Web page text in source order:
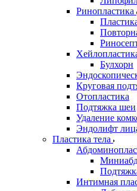
Ринопластика
Булхорн
Круговая
Отопластика
Подтяжка шеи
Удаление
Эндолифт
Пластика тела
Интимная